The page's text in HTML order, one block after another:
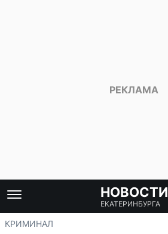
НОВОСТИ
ЕКАТЕРИНБУРГА
КРИМИНАЛ